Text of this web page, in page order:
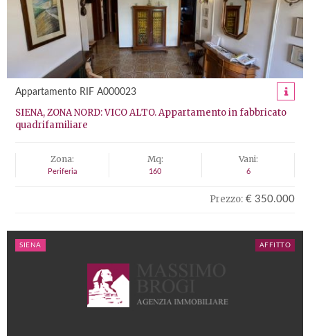
Appartamento RIF A000023
SIENA, ZONA NORD: VICO ALTO. Appartamento in fabbricato
quadrifamiliare
Zona:
Periferia
Mq:
160
Vani:
6
Prezzo: € 350.000
SIENA AFFITTO